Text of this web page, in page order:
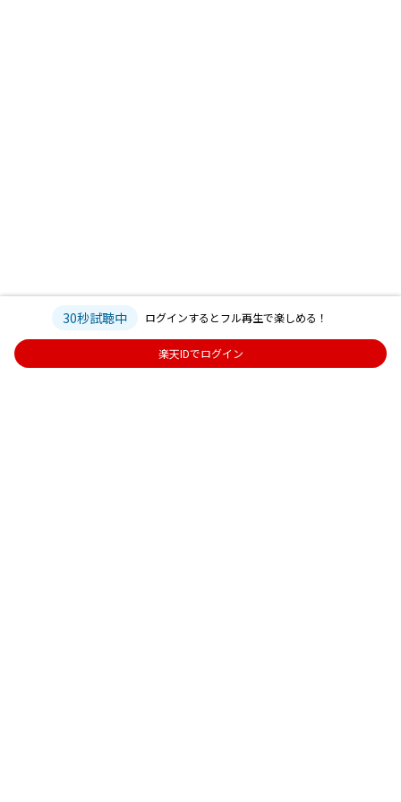
30秒試聴中 ログインするとフル再生で楽しめる！
楽天IDでログイン